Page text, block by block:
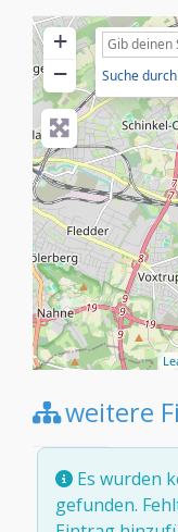
+
−
Suche
weitere
Es wurden
gefunden.